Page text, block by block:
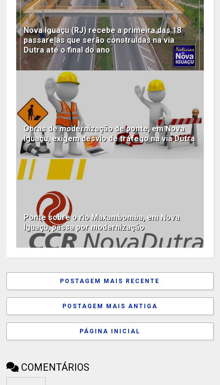
Nova Iguaçu (RJ) recebe a primeira das 18
passarelas que serão construídas na via
Dutra até o final do ano
Obras de modernização de ponte, em Nova
Iguaçu, exigem desvio de tráfego na via Dutra
Ponte sobre o rio Maxambomba, em Nova
Iguaçu, passa por modernização
POSTAGEM MAIS RECENTE
POSTAGEM MAIS ANTIGA
PÁGINA INICIAL
COMENTÁRIOS